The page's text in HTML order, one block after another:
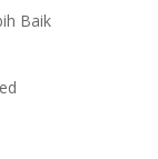
Baik